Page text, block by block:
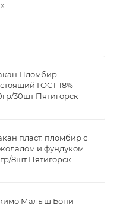
Пломбир
ГОСТ 18%
30шт Пятигорск
пласт. пломбир с
и фундуком
8шт Пятигорск
Малыш Бони